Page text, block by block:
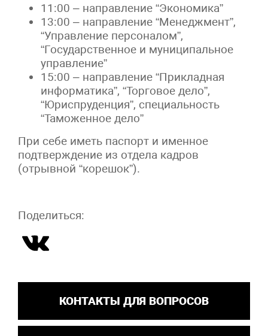
11:00 – направление “Экономика”
13:00 – направление “Менеджмент”,
“Управление персоналом”,
“Государственное и муниципальное
управление”
15:00 – направление “Прикладная
информатика”, “Торговое дело”,
“Юриспруденция”, специальность
“Таможенное дело”
При себе иметь паспорт и именное
подтверждение из отдела кадров
(отрывной “корешок”).
Поделиться:
КОНТАКТЫ ДЛЯ ВОПРОСОВ